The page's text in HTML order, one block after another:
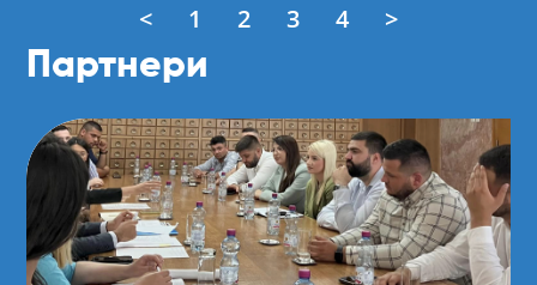
< 1 2 3 4 >
Партнери